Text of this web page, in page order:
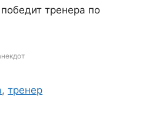
тренера по
,тренер